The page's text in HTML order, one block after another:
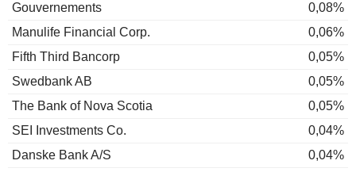
Gouvernements
0,08%
Manulife Financial Corp.
0,06%
Fifth Third Bancorp
0,05%
Swedbank AB
0,05%
The Bank of Nova Scotia
0,05%
SEI Investments Co.
0,04%
Danske Bank A/S
0,04%